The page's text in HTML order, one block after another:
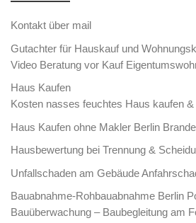
Kontakt über mail
Gutachter für Hauskauf und
Video Beratung vor Kauf
Haus Kaufen
Kosten nasses feuchtes Haus kaufen
Haus Kaufen ohne Makler Berlin
Hausbewertung bei Trennung &
Unfallschaden am Gebäude
Bauabnahme-Rohbauabnahme Berlin
Bauüberwachung – Baubegleitung am